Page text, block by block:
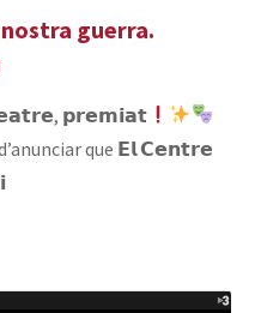
guerra.
𝗽𝗿𝗲𝗺𝗶𝗮𝘁
que 𝗘𝗹 𝗖𝗲𝗻𝘁𝗿𝗲